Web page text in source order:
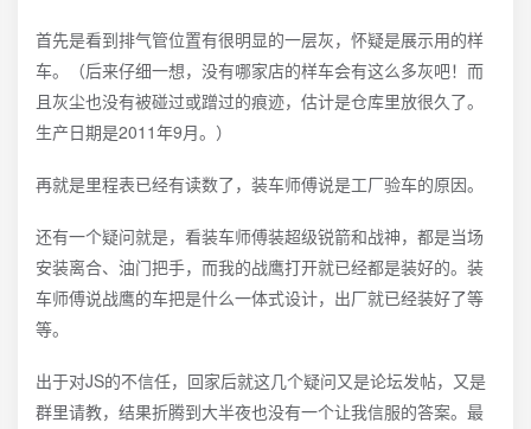
首先是看到排气管位置有很明显的一层灰，怀疑是展示用的样
车。（后来仔细一想，没有哪家店的样车会有这么多灰吧！而
且灰尘也没有被碰过或蹭过的痕迹，估计是仓库里放很久了。
生产日期是2011年9月。）
再就是里程表已经有读数了，装车师傅说是工厂验车的原因。
还有一个疑问就是，看装车师傅装超级锐箭和战神，都是当场
安装离合、油门把手，而我的战鹰打开就已经都是装好的。装
车师傅说战鹰的车把是什么一体式设计，出厂就已经装好了等
等。
出于对JS的不信任，回家后就这几个疑问又是论坛发帖，又是
群里请教，结果折腾到大半夜也没有一个让我信服的答案。最